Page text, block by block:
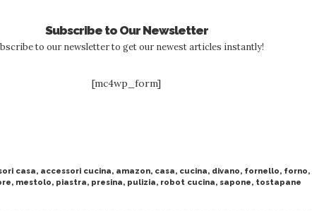
Subscribe to Our Newsletter
to our newsletter to get our newest articles instantly!
[mc4wp_form]
casa, accessori cucina, amazon, casa, cucina, divano, fornello, forno,
, mestolo, piastra, presina, pulizia, robot cucina, sapone, tostapane